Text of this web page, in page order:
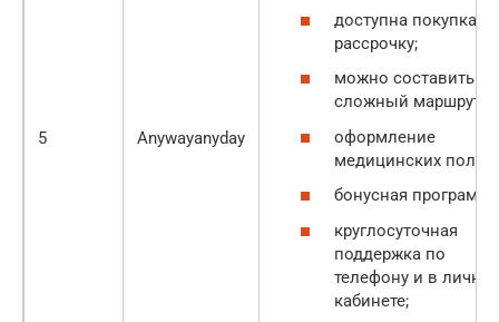
5 Anywayanyday
доступна покупка в
рассрочку;
можно составить
сложный маршрут;
оформление
медицинских
бонусная
круглосуточная
поддержка по
телефону и в
кабинете;